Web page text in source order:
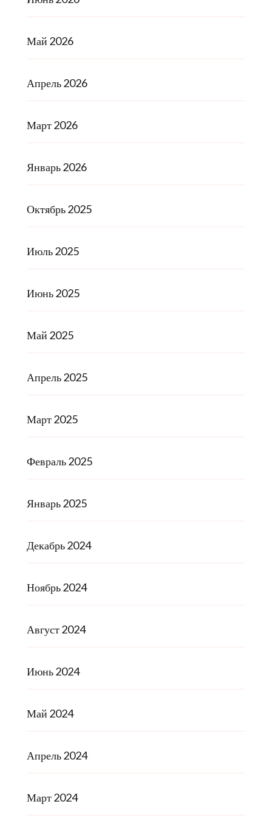
Май 2026
Апрель 2026
Март 2026
Январь 2026
Октябрь 2025
Июль 2025
Июнь 2025
Май 2025
Апрель 2025
Март 2025
Февраль 2025
Январь 2025
Декабрь 2024
Ноябрь 2024
Август 2024
Июнь 2024
Май 2024
Апрель 2024
Март 2024